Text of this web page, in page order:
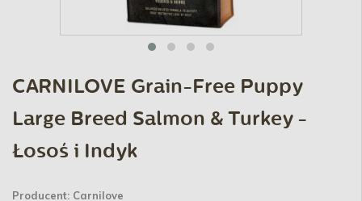
CARNILOVE Grain-Free Puppy
Large Breed Salmon & Turkey -
Łosoś i Indyk
Producent: Carnilove